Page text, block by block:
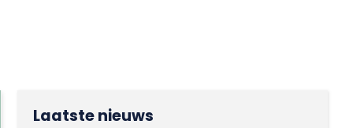
Laatste nieuws